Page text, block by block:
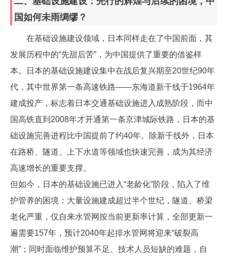
国如何未雨绸缪？
在基础设施建设领域，日本同样走在了中国前面，其
发展历程中的“先甜后苦”，为中国提供了重要的借鉴样
本。日本的基础设施建设集中在战后复兴期至20世纪90年
代，其中世界第一条高速铁路——东海道新干线于1964年
建成投产，标志着日本交通基础设施进入成熟阶段，而中
国高铁直到2008年才开通第一条京津城际铁路，日本的基
础设施完善进程比中国提前了约40年。除新干线外，日本
在路桥、隧道、上下水道等领域也快速完善，成为其经济
高速增长的重要支撑。
但如今，日本的基础设施已进入“老龄化”阶段，陷入了维
护管养的困境：大量设施建成超过半个世纪，隧道、桥梁
老化严重，仅自来水管网按当前更新率计算，全部更新一
遍需要157年，预计2040年起排水管网将迎来“破裂高
潮”；同时面临维护预算不足、技术人员短缺的难题，自